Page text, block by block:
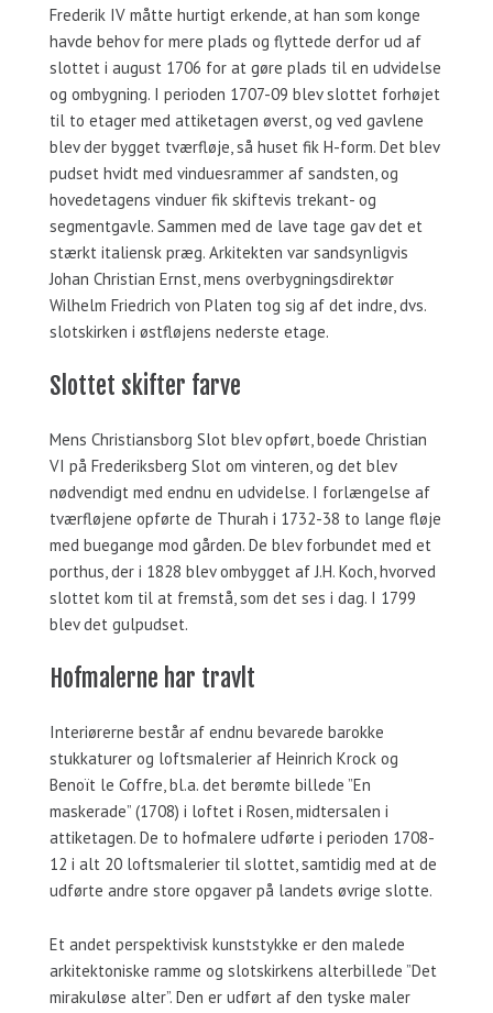
Frederik IV måtte hurtigt erkende, at han som konge
havde behov for mere plads og flyttede derfor ud af
slottet i august 1706 for at gøre plads til en udvidelse
og ombygning. I perioden 1707-09 blev slottet forhøjet
til to etager med attiketagen øverst, og ved gavlene
blev der bygget tværfløje, så huset fik H-form. Det blev
pudset hvidt med vinduesrammer af sandsten, og
hovedetagens vinduer fik skiftevis trekant- og
segmentgavle. Sammen med de lave tage gav det et
stærkt italiensk præg. Arkitekten var sandsynligvis
Johan Christian Ernst, mens overbygningsdirektør
Wilhelm Friedrich von Platen tog sig af det indre, dvs.
slotskirken i østfløjens nederste etage.
Slottet skifter farve
Mens Christiansborg Slot blev opført, boede Christian
VI på Frederiksberg Slot om vinteren, og det blev
nødvendigt med endnu en udvidelse. I forlængelse af
tværfløjene opførte de Thurah i 1732-38 to lange fløje
med buegange mod gården. De blev forbundet med et
porthus, der i 1828 blev ombygget af J.H. Koch, hvorved
slottet kom til at fremstå, som det ses i dag. I 1799
blev det gulpudset.
Hofmalerne har travlt
Interiørerne består af endnu bevarede barokke
stukkaturer og loftsmalerier af Heinrich Krock og
Benoït le Coffre, bl.a. det berømte billede ”En
maskerade” (1708) i loftet i Rosen, midtersalen i
attiketagen. De to hofmalere udførte i perioden 1708-
12 i alt 20 loftsmalerier til slottet, samtidig med at de
udførte andre store opgaver på landets øvrige slotte.
Et andet perspektivisk kunststykke er den malede
arkitektoniske ramme og slotskirkens alterbillede ”Det
mirakuløse alter”. Den er udført af den tyske maler